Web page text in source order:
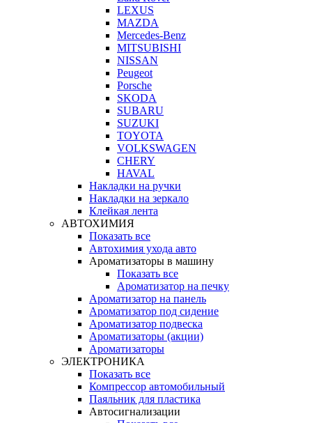
LEXUS
MAZDA
Mercedes-Benz
MITSUBISHI
NISSAN
Peugeot
Porsche
SKODA
SUBARU
SUZUKI
TOYOTA
VOLKSWAGEN
CHERY
HAVAL
Накладки на ручки
Накладки на зеркало
Клейкая лента
АВТОХИМИЯ
Показать все
Автохимия ухода авто
Ароматизаторы в машину
Показать все
Ароматизатор на печку
Ароматизатор на панель
Ароматизатор под сидение
Ароматизатор подвеска
Ароматизаторы (акции)
Ароматизаторы
ЭЛЕКТРОНИКА
Показать все
Компрессор автомобильный
Паяльник для пластика
Автосигнализации